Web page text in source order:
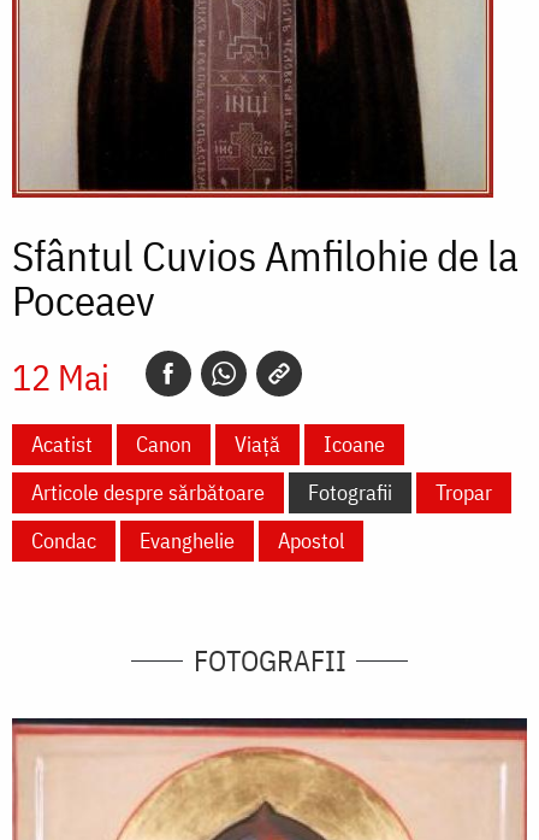
Sfântul Cuvios Amfilohie de la
Poceaev
12 Mai
Acatist Canon Viață
Icoane
Articole despre sărbătoare
Fotografii
Tropar
Condac
Evanghelie Apostol
FOTOGRAFII